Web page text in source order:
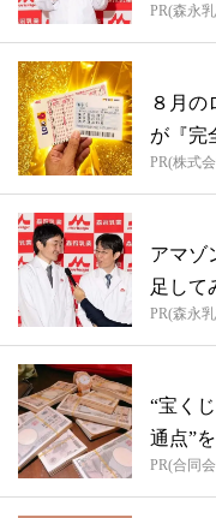
PR(森永
８月の
が『完
PR(株式
アマゾ
足して
PR(森永
“宝く
通点”
PR(合同